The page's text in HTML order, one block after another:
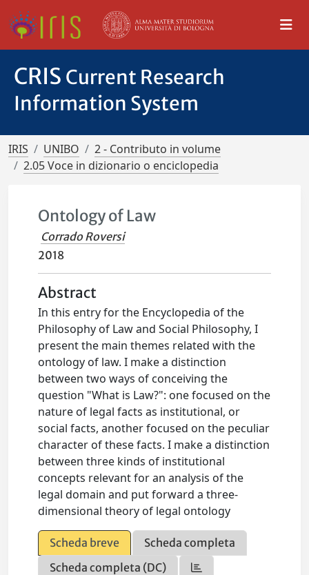
CRIS Current Research
Information System
IRIS UNIBO
2 - Contributo in volume
2.05 Voce in dizionario o enciclopedia
Ontology of Law
Corrado Roversi
2018
Abstract
In this entry for the Encyclopedia of the
Philosophy of Law and Social Philosophy, I
present the main themes related with the
ontology of law. I make a distinction
between two ways of conceiving the
question "What is Law?": one focused on the
nature of legal facts as institutional, or
social facts, another focused on the peculiar
character of these facts. I make a distinction
between three kinds of institutional
concepts relevant for an analysis of the
legal domain and put forward a three-
dimensional theory of legal ontology
Scheda breve
Scheda completa
Scheda completa (DC)